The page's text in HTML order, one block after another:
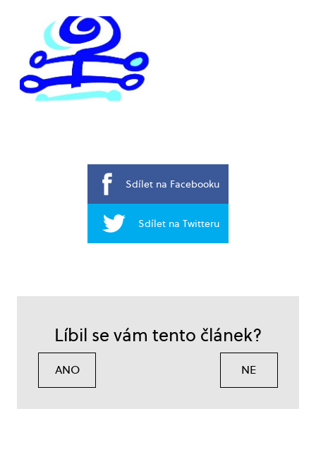
Sdílet na Facebooku
Sdílet na Twitteru
Líbil se vám tento článek?
ANO NE